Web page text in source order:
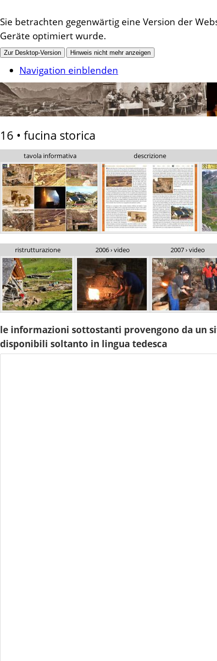
Sie betrachten gegenwärtig eine Version der
Geräte optimiert wurde.
Zur Desktop-Version Hinweis nicht mehr anzeigen
Navigation einblenden
16 • fucina storica
tavola informativa descrizione
ristrutturazione 2006 › video 2007 › video
le informazioni sottostanti provengono da un
disponibili soltanto in lingua tedesca